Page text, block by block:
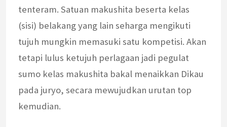
tenteram. Satuan makushita beserta kelas
(sisi) belakang yang lain seharga mengikuti
tujuh mungkin memasuki satu kompetisi. Akan
tetapi lulus ketujuh perlagaan jadi pegulat
sumo kelas makushita bakal menaikkan Dikau
pada juryo, secara mewujudkan urutan top
kemudian.